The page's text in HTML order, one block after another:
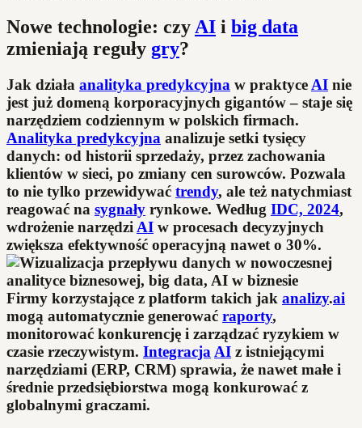
Nowe technologie: czy AI i big data
zmieniają reguły gry?
Jak działa analityka predykcyjna w praktyce AI nie
jest już domeną korporacyjnych gigantów – staje się
narzędziem codziennym w polskich firmach.
Analityka predykcyjna analizuje setki tysięcy
danych: od historii sprzedaży, przez zachowania
klientów w sieci, po zmiany cen surowców. Pozwala
to nie tylko przewidywać trendy, ale też natychmiast
reagować na sygnały rynkowe. Według IDC, 2024,
wdrożenie narzędzi AI w procesach decyzyjnych
zwiększa efektywność operacyjną nawet o 30%.
Firmy korzystające z platform takich jak analizy.ai
mogą automatycznie generować raporty,
monitorować konkurencję i zarządzać ryzykiem w
czasie rzeczywistym. Integracja AI z istniejącymi
narzędziami (ERP, CRM) sprawia, że nawet małe i
średnie przedsiębiorstwa mogą konkurować z
globalnymi graczami.